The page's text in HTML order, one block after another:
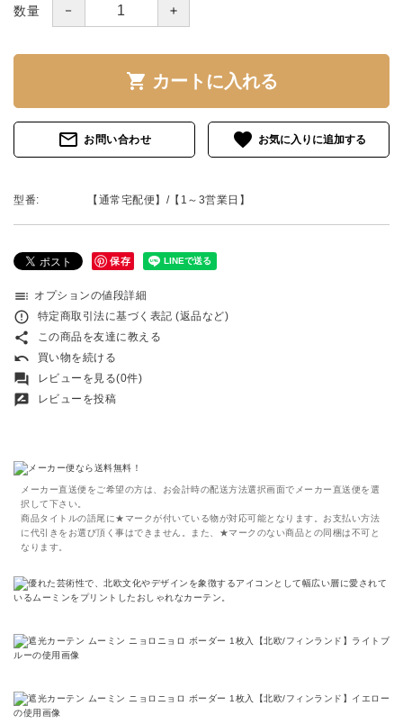
数量 － ＋
shopping_cart カートに入れる
mail_outline お問い合わせ favorite
型番: 【通常宅配便】/【1～3営業日】
保存
toc オプションの値段詳細
error_outline 特定商取引法に基づく表記 (返品など)
share この商品を友達に教える
undo 買い物を続ける
forum レビューを見る(0件)
rate_review レビューを投稿
メーカー直送便をご希望の方は、お会計時の配送方法選択画面でメーカー直送便を選
択して下さい。
商品タイトルの語尾に★マークが付いている物が対応可能となります。お支払い方法
に代引きをお選び頂く事はできません。また、★マークのない商品との同梱は不可と
なります。